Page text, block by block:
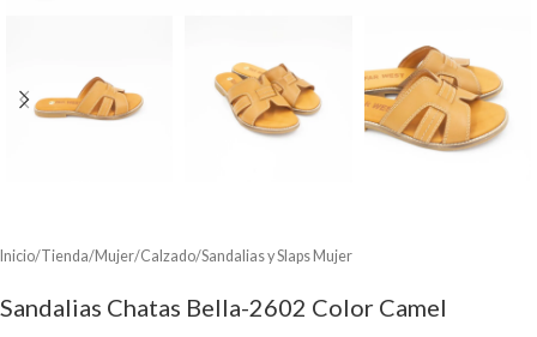
Inicio/Tienda/Mujer/Calzado/Sandalias y Slaps Mujer
Sandalias Chatas Bella-2602 Color Camel